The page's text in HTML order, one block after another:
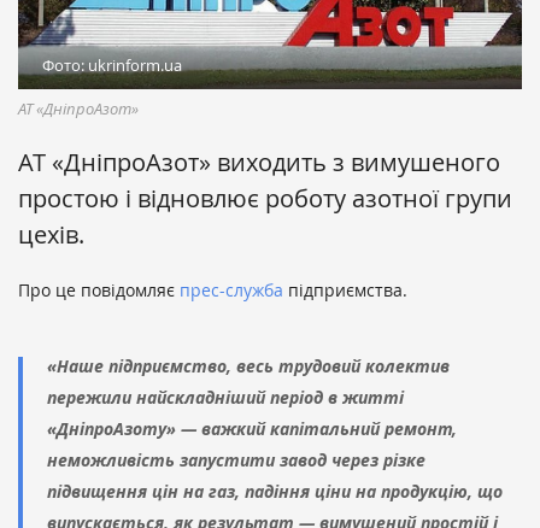
Фото: ukrinform.ua
АТ «ДніпроАзот»
АТ «ДніпроАзот» виходить з вимушеного
простою і відновлює роботу азотної групи
цехів.
Про це повідомляє прес-служба підприємства.
«Наше підприємство, весь трудовий колектив
пережили найскладніший період в житті
«ДніпроАзоту» — важкий капітальний ремонт,
неможливість запустити завод через різке
підвищення цін на газ, падіння ціни на продукцію, що
випускається, як результат — вимушений простій і